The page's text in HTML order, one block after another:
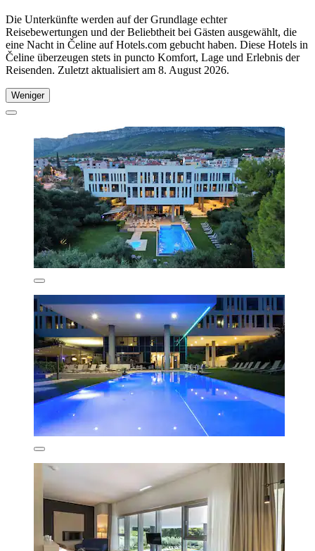
Die Unterkünfte werden auf der Grundlage echter
Reisebewertungen und der Beliebtheit bei Gästen ausgewählt, die
eine Nacht in Čeline auf Hotels.com gebucht haben. Diese Hotels in
Čeline überzeugen stets in puncto Komfort, Lage und Erlebnis der
Reisenden. Zuletzt aktualisiert am 8. August 2026.
Weniger